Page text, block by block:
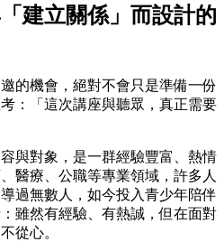
建立關係」而設計的
的機會，絕對不會只是準備一份
：「這次講座與聽眾，真正需要
與對象，是一群經驗豐富、熱情
醫療、公職等專業領域，許多人
過無數人，如今投入青少年陪伴
雖然有經驗、有熱誠，但在面對
從心。